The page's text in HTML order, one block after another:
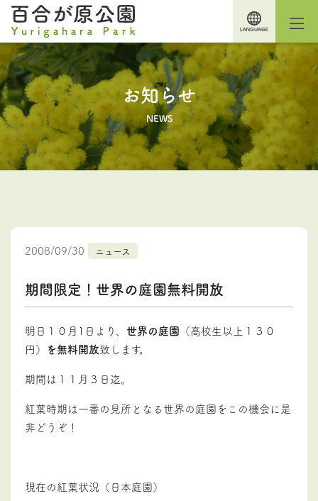
お知らせ
NEWS
2008/09/30 ニュース
期間限定！世界の庭園無料開放
明日１０月1日より、 世界の庭園 （高校生以上１３０
円） を無料開放致します。
期間は１１月３日迄。
紅葉時期は一番の見所となる世界の庭園をこの機会に是
非どうぞ！
現在の紅葉状況（日本庭園）